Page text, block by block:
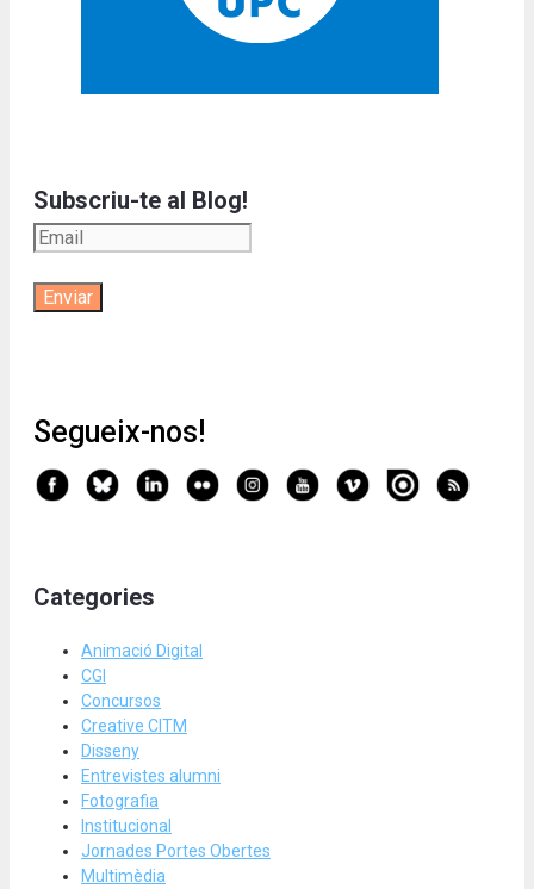
Subscriu-te al Blog!
Segueix-nos!
Categories
Animació Digital
CGI
Concursos
Creative CITM
Disseny
Entrevistes alumni
Fotografia
Institucional
Jornades Portes Obertes
Multimèdia